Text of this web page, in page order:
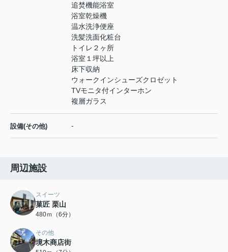
追焚機能浴室
浴室乾燥機
温水洗浄便座
洗髪洗面化粧台
トイレ２ヶ所
浴室１坪以上
床下収納
ウォークインシューズクロゼット
TVモニタ付インターホン
複層ガラス
設備(その他) -
周辺施設
スイーツ
菓匠 栗山
480ｍ（6分）
その他
境木商店街